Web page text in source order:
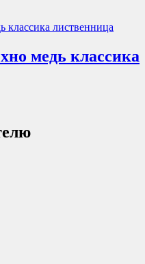
медь классика